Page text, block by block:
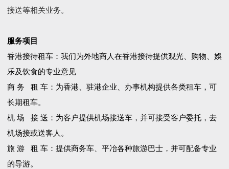
接送等相关业务。
服务项目
香港接待租车：我们为外地商人在香港接待提供观光、购物、娛
乐及饮食的专业意见
商 务 租 车：为香港、驻港企业、办事机构提供各类租车，可
长期租车。
机 场 接 送：为客户提供机场接送车，并可接受客户委托，去
机场接或送客人。
旅 游 租 车：提供商务车、平冶各种旅游巴士，并可配备专业
的导游。